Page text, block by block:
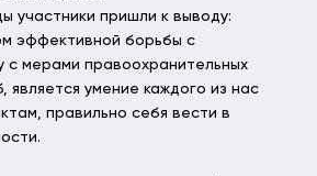
участники пришли к выводу:
эффективной борьбы с
с мерами правоохранительных
является умение каждого из нас
правильно себя вести в